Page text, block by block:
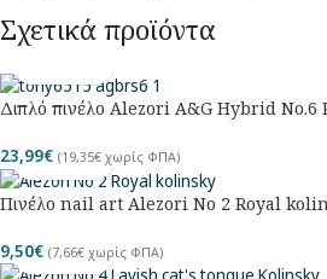
Σχετικά προϊόντα
Διπλό πινέλο Alezori A&G Hybrid
23,99€ (19,35€ χωρίς ΦΠΑ)
Πινέλο nail art Alezori No 2 Royal
9,50€ (7,66€ χωρίς ΦΠΑ)